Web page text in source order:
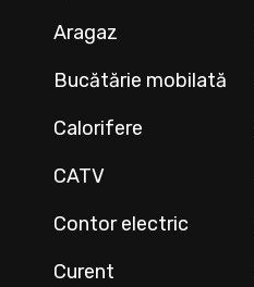
Aragaz
Bucătărie mobilată
Calorifere
CATV
Contor electric
Curent